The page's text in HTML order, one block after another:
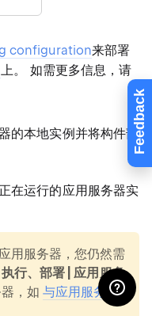
Feedback
configuration来部署
上。 如需更多信息，请
的本地实例并将构件部
在运行的应用服务器实
用服务器，您仍然需
行、部署 | 应用服务
器，如与应用服务器